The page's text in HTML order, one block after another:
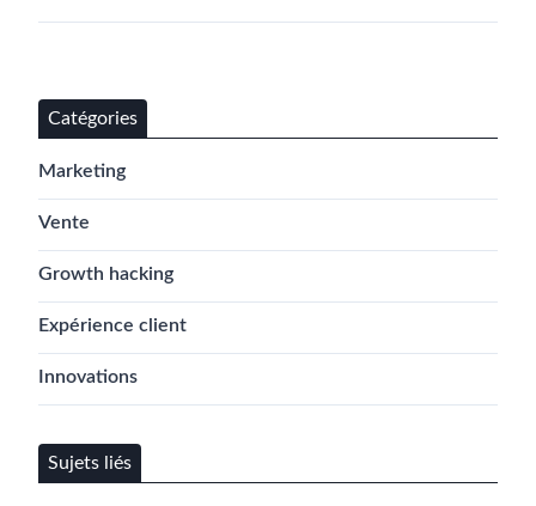
Catégories
Marketing
Vente
Growth hacking
Expérience client
Innovations
Sujets liés